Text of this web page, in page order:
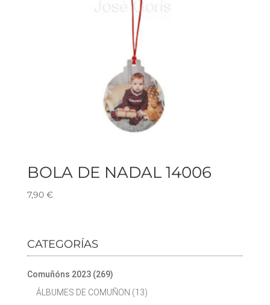
BOLA DE NADAL 14006
7,90 €
CATEGORÍAS
Comuñóns 2023 (269)
ÁLBUMES DE COMUÑON (13)